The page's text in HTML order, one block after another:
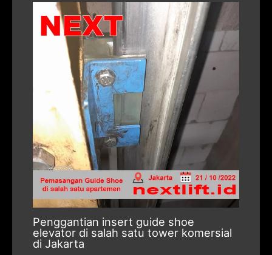
Penggantian insert guide shoe
elevator di salah satu tower komersial
di Jakarta